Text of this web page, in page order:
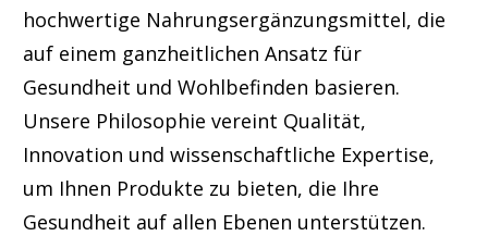
hochwertige Nahrungsergänzungsmittel, die
auf einem ganzheitlichen Ansatz für
Gesundheit und Wohlbefinden basieren.
Unsere Philosophie vereint Qualität,
Innovation und wissenschaftliche Expertise,
um Ihnen Produkte zu bieten, die Ihre
Gesundheit auf allen Ebenen unterstützen.